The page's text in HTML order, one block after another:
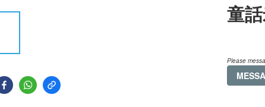
童
Please